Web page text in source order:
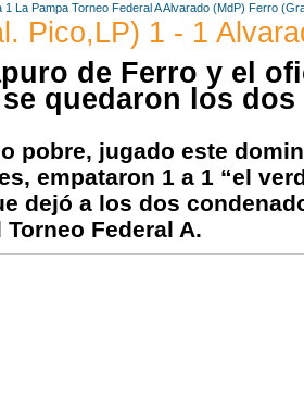
1 La Pampa Torneo Federal AAlvarado (MdP) Ferro
Pico,LP) 1 - 1
de Ferro y el
quedaron los dos
pobre, jugado este
empataron 1 a 1 “el
dejó a los dos
Federal A.